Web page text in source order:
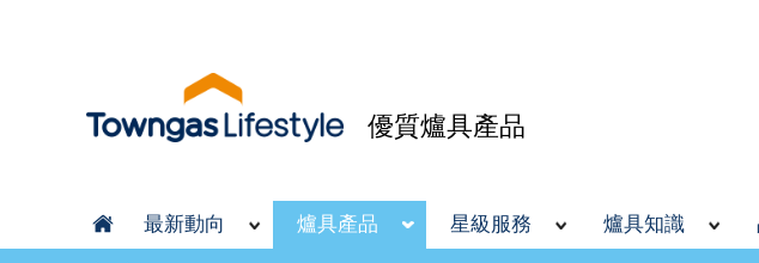
優質爐具產品
最新動向 爐具產品 星級服務 爐具知識